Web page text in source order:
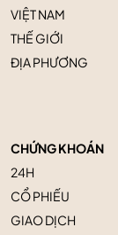
VIỆT NAM
THẾ GIỚI
ĐỊA PHƯƠNG
CHỨNG KHOÁN
24H
CỔ PHIẾU
GIAO DỊCH